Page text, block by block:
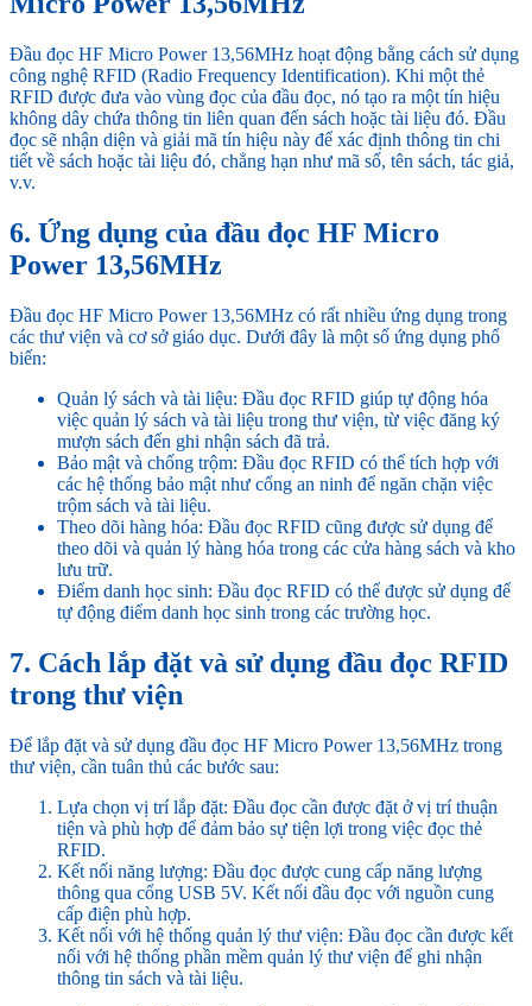
Đầu đọc HF Micro Power 13,56MHz hoạt động bằng cách sử dụng
công nghệ RFID (Radio Frequency Identification). Khi một thẻ
RFID được đưa vào vùng đọc của đầu đọc, nó tạo ra một tín hiệu
không dây chứa thông tin liên quan đến sách hoặc tài liệu đó. Đầu
đọc sẽ nhận diện và giải mã tín hiệu này để xác định thông tin chi
tiết về sách hoặc tài liệu đó, chẳng hạn như mã số, tên sách, tác giả,
v.v.
6. Ứng dụng của đầu đọc HF Micro
Power 13,56MHz
Đầu đọc HF Micro Power 13,56MHz có rất nhiều ứng dụng trong
các thư viện và cơ sở giáo dục. Dưới đây là một số ứng dụng phổ
biến:
Quản lý sách và tài liệu: Đầu đọc RFID giúp tự động hóa
việc quản lý sách và tài liệu trong thư viện, từ việc đăng ký
mượn sách đến ghi nhận sách đã trả.
Bảo mật và chống trộm: Đầu đọc RFID có thể tích hợp với
các hệ thống bảo mật như cổng an ninh để ngăn chặn việc
trộm sách và tài liệu.
Theo dõi hàng hóa: Đầu đọc RFID cũng được sử dụng để
theo dõi và quản lý hàng hóa trong các cửa hàng sách và kho
lưu trữ.
Điểm danh học sinh: Đầu đọc RFID có thể được sử dụng để
tự động điểm danh học sinh trong các trường học.
7. Cách lắp đặt và sử dụng đầu đọc RFID
trong thư viện
Để lắp đặt và sử dụng đầu đọc HF Micro Power 13,56MHz trong
thư viện, cần tuân thủ các bước sau:
Lựa chọn vị trí lắp đặt: Đầu đọc cần được đặt ở vị trí thuận
tiện và phù hợp để đảm bảo sự tiện lợi trong việc đọc thẻ
RFID.
Kết nối năng lượng: Đầu đọc được cung cấp năng lượng
thông qua cổng USB 5V. Kết nối đầu đọc với nguồn cung
cấp điện phù hợp.
Kết nối với hệ thống quản lý thư viện: Đầu đọc cần được kết
nối với hệ thống phần mềm quản lý thư viện để ghi nhận
thông tin sách và tài liệu.